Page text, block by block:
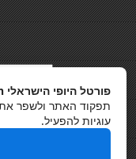
פורטל היופי הישראלי Barosh
תפקוד האתר ולשפר את
עוגיות להפעיל.